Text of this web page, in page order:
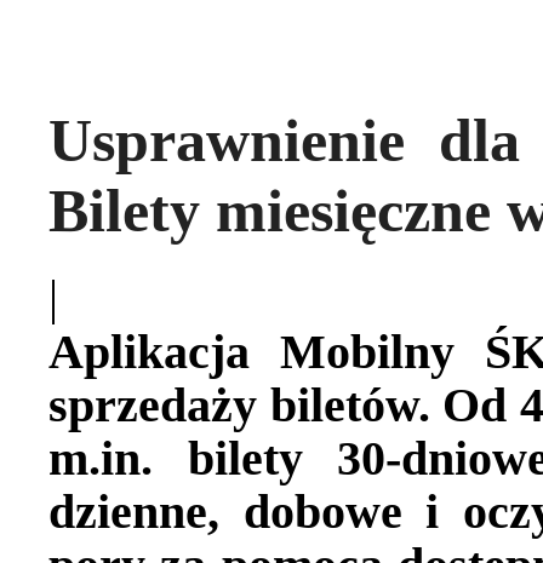
Usprawnienie
Bilety miesięczne
|
Aplikacja Mobilny
sprzedaży biletów. Od
m.in. bilety 30-
dzienne, dobowe i